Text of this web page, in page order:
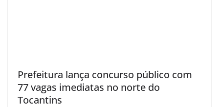
Prefeitura lança concurso público com
77 vagas imediatas no norte do
Tocantins